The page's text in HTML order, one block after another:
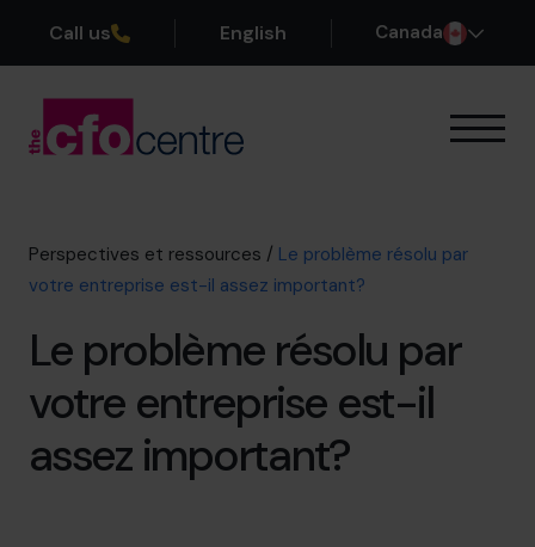
Call us English Canada
Nos CFO
Réussites
Rejoindre l’Équipe
Réservez une session de découverte
Perspectives et ressources / Le problème résolu par
votre entreprise est-il assez important?
Le problème résolu par
votre entreprise est-il
assez important?